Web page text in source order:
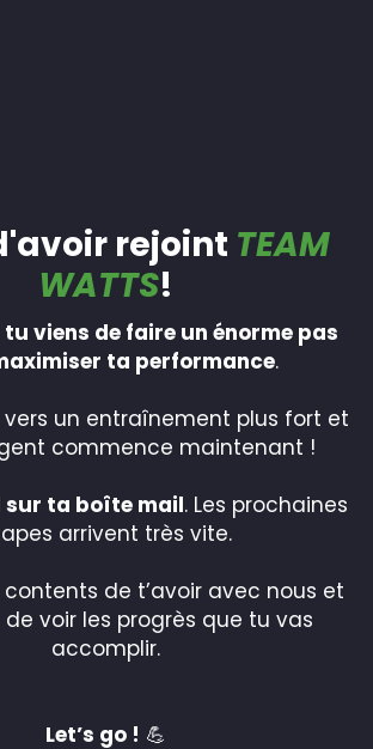
rejoint TEAM
WATTS!
tu viens de faire un énorme pas
ta performance.
vers un entraînement plus fort et
commence maintenant !
ta boîte mail. Les prochaines
arrivent très vite.
contents de t’avoir avec nous et
voir les progrès que tu vas
accomplir.
Let’s go ! 💪